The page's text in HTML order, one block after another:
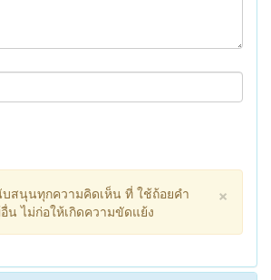
×
บสนุนทุกความคิดเห็น ที่ ใช้ถ้อยคำ
น ไม่ก่อให้เกิดความขัดแย้ง